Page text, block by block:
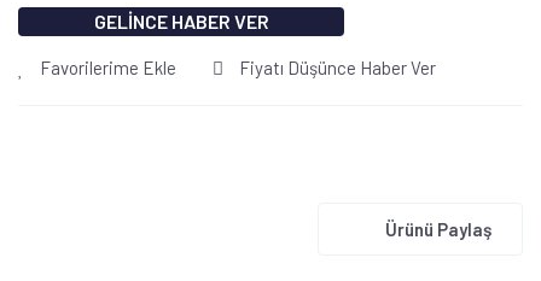
GELİNCE HABER VER
Favorilerime Ekle Fiyatı Düşünce Haber Ver
Ürünü Paylaş